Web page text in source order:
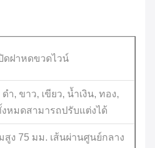
ดฝาหดขวดไวน์
ดำ, ขาว, เขียว, น้ำเงิน, ทอง,
งหมดสามารถปรับแต่งได้
สูง 75 มม. เส้นผ่านศูนย์กลาง